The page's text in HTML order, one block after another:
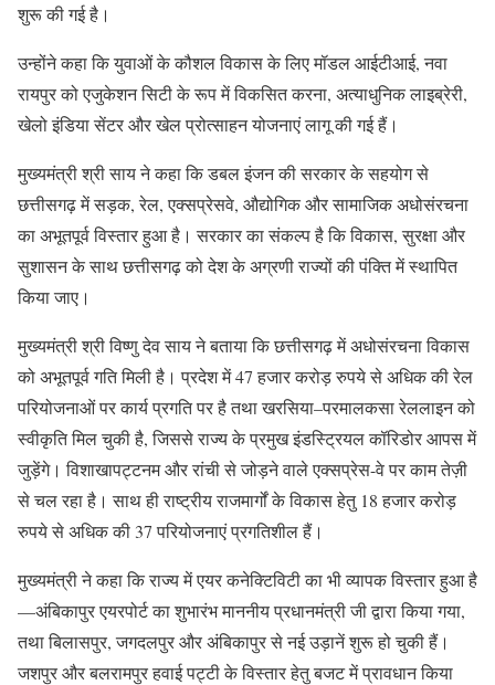
शुरू की गई है।
उन्होंने कहा कि युवाओं के कौशल विकास के लिए मॉडल आईटीआई, नवा
रायपुर को एजुकेशन सिटी के रूप में विकसित करना, अत्याधुनिक लाइब्रेरी,
खेलो इंडिया सेंटर और खेल प्रोत्साहन योजनाएं लागू की गई हैं।
मुख्यमंत्री श्री साय ने कहा कि डबल इंजन की सरकार के सहयोग से
छत्तीसगढ़ में सड़क, रेल, एक्सप्रेसवे, औद्योगिक और सामाजिक अधोसंरचना
का अभूतपूर्व विस्तार हुआ है। सरकार का संकल्प है कि विकास, सुरक्षा और
सुशासन के साथ छत्तीसगढ़ को देश के अग्रणी राज्यों की पंक्ति में स्थापित
किया जाए।
मुख्यमंत्री श्री विष्णु देव साय ने बताया कि छत्तीसगढ़ में अधोसंरचना विकास
को अभूतपूर्व गति मिली है। प्रदेश में 47 हजार करोड़ रुपये से अधिक की रेल
परियोजनाओं पर कार्य प्रगति पर है तथा खरसिया–परमालकसा रेललाइन को
स्वीकृति मिल चुकी है, जिससे राज्य के प्रमुख इंडस्ट्रियल कॉरिडोर आपस में
जुड़ेंगे। विशाखापट्टनम और रांची से जोड़ने वाले एक्सप्रेस-वे पर काम तेज़ी
से चल रहा है। साथ ही राष्ट्रीय राजमार्गों के विकास हेतु 18 हजार करोड़
रुपये से अधिक की 37 परियोजनाएं प्रगतिशील हैं।
मुख्यमंत्री ने कहा कि राज्य में एयर कनेक्टिविटी का भी व्यापक विस्तार हुआ है
—अंबिकापुर एयरपोर्ट का शुभारंभ माननीय प्रधानमंत्री जी द्वारा किया गया,
तथा बिलासपुर, जगदलपुर और अंबिकापुर से नई उड़ानें शुरू हो चुकी हैं।
जशपुर और बलरामपुर हवाई पट्टी के विस्तार हेतु बजट में प्रावधान किया